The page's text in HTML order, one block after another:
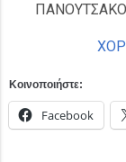
Κοινοποιήστε:
Facebook